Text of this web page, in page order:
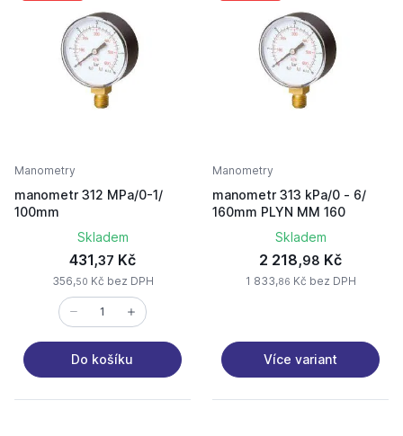
Manometry
manometr 312 MPa/0-1/
100mm
Skladem
431,37 Kč
356,50 Kč bez DPH
Do košíku
Manometry
manometr 313 kPa/0 - 6/
160mm PLYN MM 160
Skladem
2 218,98 Kč
1 833,86 Kč bez DPH
Více variant